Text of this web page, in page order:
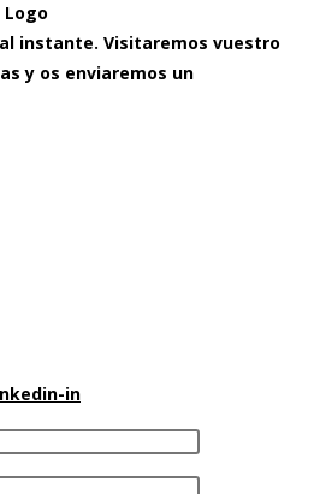
instante. Visitaremos vuestro
y os enviaremos un
in